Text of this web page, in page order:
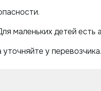
маленьких детей есть
у перевозчика.